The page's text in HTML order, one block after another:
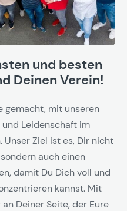
und besten
Deinen Verein!
gemacht, mit unseren
Leidenschaft im
Ziel ist es, Dir nicht
auch einen
damit Du Dich voll und
kannst. Mit
Deiner Seite, der Eure